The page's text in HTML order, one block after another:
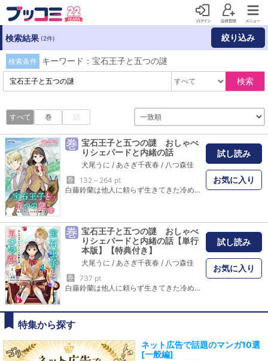
検索結果 (2件) 絞り込み
検索条件 キーワード：宝石王子と五つの謎
検索
すべて 巻 話
巻 宝石王子と五つの謎 おしゃべ
りシェパードと内緒の話
犬尾うに / あさぎ千夜春 / 八つ森佳
巻
132～264 pt
白藤鈴蘭は他人に頼らず生きてきた冷めた女子高生。マダム風にしゃべるシェパード犬と知り合う。そのシェパードは実は街一番の豪邸・三日月家の当主・紫檀の母親が生まれ変わった姿だった！ ある事情から10年間屋敷の外に出ていない紫檀の友人になってほしいとマダムに頼まれ、三日月家に朗読兼犬の散歩係として雇ってほしいと押しかけることに!? クールな女子高生・鈴蘭と引きこもり御曹司・紫檀が日常の謎を解く学園ライトミステリー！
試し読み
お気に入り
巻 宝石王子と五つの謎 おしゃべ
りシェパードと内緒の話【単行
本版】【特典付き】
犬尾うに / あさぎ千夜春 / 八つ森佳
巻
737 pt
白藤鈴蘭は他人に頼らず生きてきた冷めた女子高生。マダム風にしゃべるシェパード犬と知り合う。そのシェパードは実は街一番の豪邸・三日月家の当主・紫檀の母親が生まれ変わった姿だった！ 無事マダムの散歩係兼紫檀の読書係になる。しかし紫檀の友人になるにはきっかけがつかめない。そんな時、学校で聞いた謎を話すと紫檀が謎を解き、謎を通して少し紫檀と近くなる。はたして二人の仲は進展するのか？ クールな女子高生・鈴蘭と引きこもり御曹司・紫檀が日常の謎を解く学園ライトミステリー！
試し読み
お気に入り
特集から探す
ネット広告で話題のマンガ10選
[一般編]